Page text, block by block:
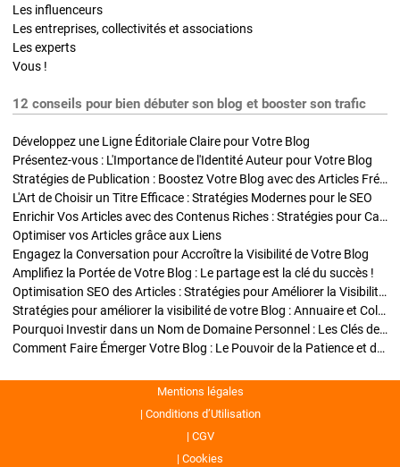
Les influenceurs
Les entreprises, collectivités et associations
Les experts
Vous !
12 conseils pour bien débuter son blog et booster son trafic
Développez une Ligne Éditoriale Claire pour Votre Blog
Présentez-vous : L'Importance de l'Identité Auteur pour Votre Blog
Stratégies de Publication : Boostez Votre Blog avec des Articles Fréquents et Exclusifs
L'Art de Choisir un Titre Efficace : Stratégies Modernes pour le SEO
Enrichir Vos Articles avec des Contenus Riches : Stratégies pour Captiver et Optimiser
Optimiser vos Articles grâce aux Liens
Engagez la Conversation pour Accroître la Visibilité de Votre Blog
Amplifiez la Portée de Votre Blog : Le partage est la clé du succès !
Optimisation SEO des Articles : Stratégies pour Améliorer la Visibilité de Votre Blog
Stratégies pour améliorer la visibilité de votre Blog : Annuaire et Collaborations
Pourquoi Investir dans un Nom de Domaine Personnel : Les Clés de la Réussite de Votre Blog
Comment Faire Émerger Votre Blog : Le Pouvoir de la Patience et de la Persévérance
Mentions légales
Conditions d’Utilisation
CGV
Cookies